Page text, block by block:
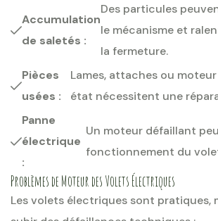
Accumulation
de saletés :
Des particules
le mécanisme et
la fermeture.
Pièces
usées :
Lames, attaches ou
état nécessitent une
Panne
électrique
:
Un moteur défaillant
fonctionnement du
Problèmes de Moteur des Volets Électriques
Les volets électriques sont pratiques,